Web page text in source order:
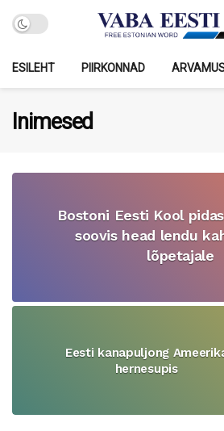
ESILEHT PIIRKONNAD
Inimesed
Bostoni Eesti Kool
soovis head lendu
lõpetajale
Eesti kanapuljong
hernesupis